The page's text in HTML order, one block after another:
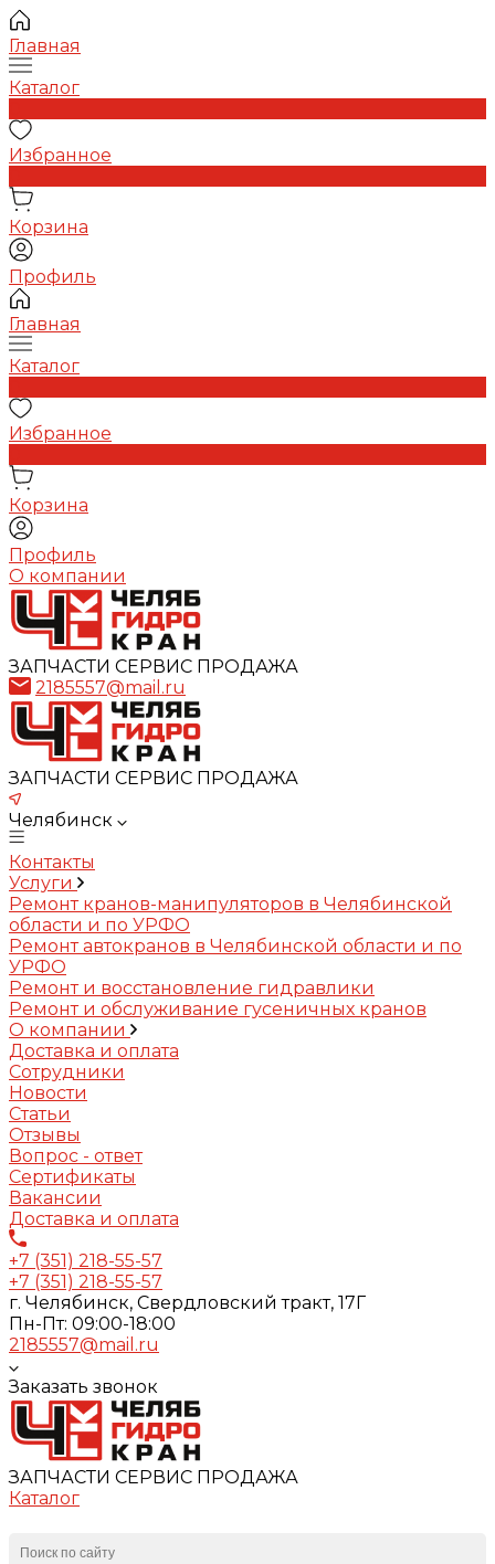
Главная
Каталог
Избранное
Корзина
Профиль
Главная
Каталог
Избранное
Корзина
Профиль
О компании
ЗАПЧАСТИ СЕРВИС ПРОДАЖА
2185557@mail.ru
ЗАПЧАСТИ СЕРВИС ПРОДАЖА
Челябинск
Контакты
Услуги
Ремонт кранов-манипуляторов в Челябинской
области и по УРФО
Ремонт автокранов в Челябинской области и по
УРФО
Ремонт и восстановление гидравлики
Ремонт и обслуживание гусеничных кранов
О компании
Доставка и оплата
Сотрудники
Новости
Статьи
Отзывы
Вопрос - ответ
Сертификаты
Вакансии
Доставка и оплата
+7 (351) 218-55-57
+7 (351) 218-55-57
г. Челябинск, Свердловский тракт, 17Г
Пн-Пт: 09:00-18:00
2185557@mail.ru
Заказать звонок
ЗАПЧАСТИ СЕРВИС ПРОДАЖА
Каталог